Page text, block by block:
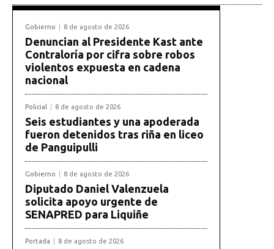
Gobierno 8 de agosto de 2026
Denuncian al Presidente Kast ante
Contraloría por cifra sobre robos
violentos expuesta en cadena
nacional
Policial 8 de agosto de 2026
Seis estudiantes y una apoderada
fueron detenidos tras riña en liceo
de Panguipulli
Gobierno 8 de agosto de 2026
Diputado Daniel Valenzuela
solicita apoyo urgente de
SENAPRED para Liquiñe
Portada 8 de agosto de 2026